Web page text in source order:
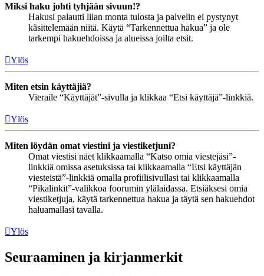
Miksi haku johti tyhjään sivuun!?
Hakusi palautti liian monta tulosta ja palvelin ei pystynyt
käsittelemään niitä. Käytä “Tarkennettua hakua” ja ole
tarkempi hakuehdoissa ja alueissa joilta etsit.
Ylös
Miten etsin käyttäjiä?
Vieraile “Käyttäjät”-sivulla ja klikkaa “Etsi käyttäjä”-linkkiä.
Ylös
Miten löydän omat viestini ja viestiketjuni?
Omat viestisi näet klikkaamalla “Katso omia viestejäsi”-
linkkiä omissa asetuksissa tai klikkaamalla “Etsi käyttäjän
viesteistä”-linkkiä omalla profiilisivullasi tai klikkaamalla
“Pikalinkit”-valikkoa foorumin ylälaidassa. Etsiäksesi omia
viestiketjuja, käytä tarkennettua hakua ja täytä sen hakuehdot
haluamallasi tavalla.
Ylös
Seuraaminen ja kirjanmerkit